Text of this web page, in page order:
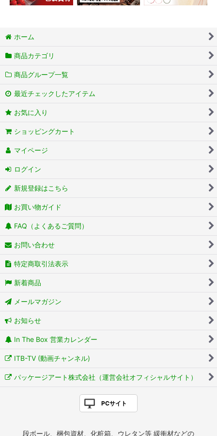
ホーム
商品カテゴリ
商品グループ一覧
最近チェックしたアイテム
お気に入り
ショッピングカート
マイページ
ログイン
新規登録はこちら
お買い物ガイド
FAQ（よくあるご質問）
お問い合わせ
特定商取引法表示
新着商品
メールマガジン
お知らせ
In The Box 営業カレンダー
ITB-TV (動画チャンネル)
パッケージアート株式会社（運営会社オフィシャルサイト）
PCサイト
段ボール、梱包資材、化粧箱、ウレタン等 緩衝材などの